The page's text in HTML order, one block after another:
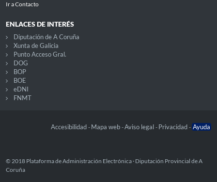
Ir a Contacto
ENLACES DE INTERÉS
Diputación de A Coruña
Xunta de Galicia
Punto Acceso Gral.
DOG
BOP
BOE
eDNI
FNMT
Accesibilidad - Mapa web -Aviso legal - Privacidad - Ayuda
© 2018 Plataforma de Administración Electrónica · Diputación Provincial de A
Coruña